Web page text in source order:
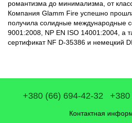
романтизма до минимализма, от
Компания Glamm Fire успешно
получила солидные международные
9001:2008, NP EN ISO 14001:2004, а
сертификат NF D-35386 и немецкий
+380 (66) 694-42-32
Контактная